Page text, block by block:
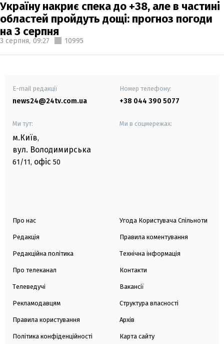
Україну накриє спека до +38, але в частині
областей пройдуть дощі: прогноз погоди
на 3 серпня
3 серпня, 09:27 10995
E-mail редакції
news24@24tv.com.ua
Номер телефону:
+38 044 390 5077
Ми тут:
м.Київ,
вул. Володимирська
61/11, офіс 50
Ми в соцмережах:
Про нас
Редакція
Редакційна політика
Про телеканал
Телеведучі
Рекламодавцям
Правила користування
Політика конфіденційності
Угода Користувача Спільноти
Правила коментування
Технічна інформація
Контакти
Вакансії
Структура власності
Архів
Карта сайту